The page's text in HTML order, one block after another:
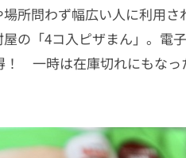
所問わず幅広い人に利用さ
の「4コ入ピザまん」。電
！ 一時は在庫切れにもなっ